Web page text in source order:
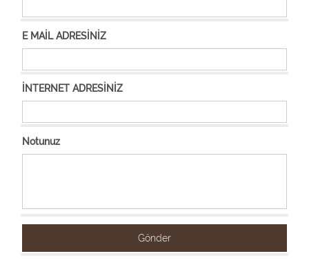
E MAİL ADRESİNİZ
İNTERNET ADRESİNİZ
Notunuz
Gönder